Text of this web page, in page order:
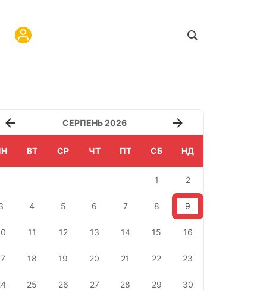
СЕРПЕНЬ 2026
ВТ СР ЧТ ПТ СБ НД
1 2
4 5 6 7 8 9
11 12 13 14 15 16
18 19 20 21 22 23
25 26 27 28 29 30